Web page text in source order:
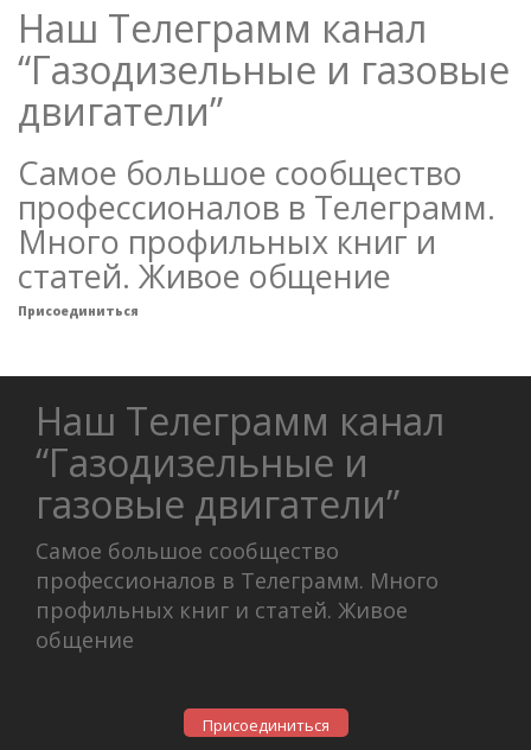
Наш Телеграмм канал
“Газодизельные и газовые
двигатели”
Самое большое сообщество
профессионалов в Телеграмм.
Много профильных книг и
статей. Живое общение
Присоединиться
Наш Телеграмм канал
“Газодизельные и
газовые двигатели”
Самое большое сообщество
профессионалов в Телеграмм. Много
профильных книг и статей. Живое
общение
Присоединиться